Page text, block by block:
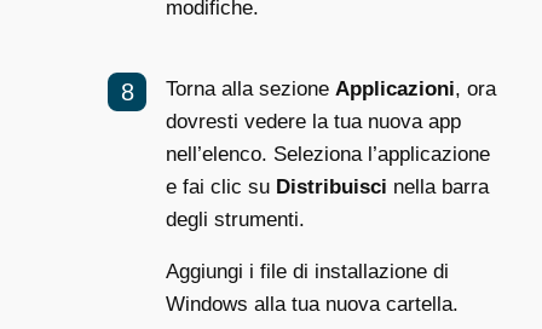
modifiche.
Torna alla sezione Applicazioni, ora
dovresti vedere la tua nuova app
nell’elenco. Seleziona l’applicazione
e fai clic su Distribuisci nella barra
degli strumenti.
Aggiungi i file di installazione di
Windows alla tua nuova cartella.